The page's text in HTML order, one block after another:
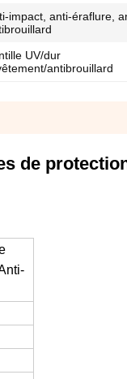
impact, anti-éraflure,
UV/dur
antibrouillard
de